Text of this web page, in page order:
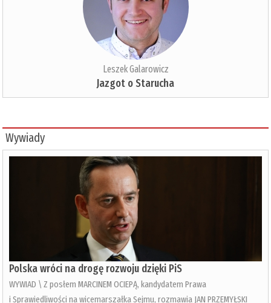
Leszek Galarowicz
Jazgot o Starucha
Wywiady
Polska wróci na drogę rozwoju dzięki PiS
WYWIAD \ Z posłem MARCINEM OCIEPĄ, kandydatem Prawa
i Sprawiedliwości na wicemarszałka Sejmu, rozmawia JAN PRZEMYŁSKI